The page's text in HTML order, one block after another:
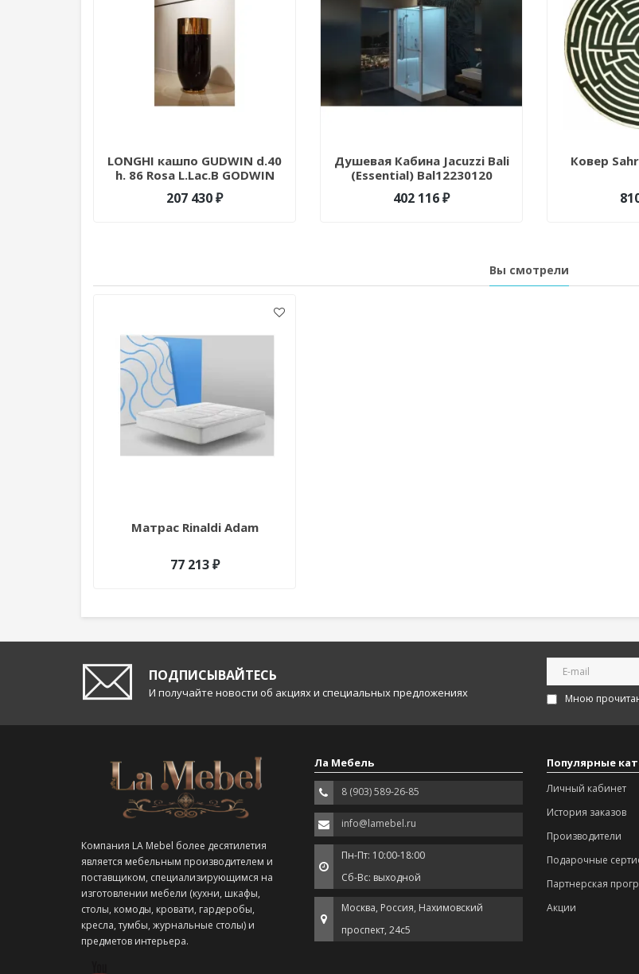
LONGHI кашпо GUDWIN d.40
h. 86 Rosa L.Lac.B GODWIN
207 430 ₽
Душевая Кабина Jacuzzi Bali
(Essential) Bal12230120
Белый/Хром 228520
402 116 ₽
Ковер
Вы смотрели
Матрас Rinaldi Adam
77 213 ₽
ПОДПИСЫВАЙТЕСЬ
И получайте новости об акциях и специальных предложениях Мною
Компания LA Mebel более десятилетия
является мебельным производителем и
поставщиком, специализирующимся на
изготовлении мебели (кухни, шкафы,
столы, комоды, кровати, гардеробы,
кресла, тумбы, журнальные столы) и
предметов интерьера.
Ла Мебель
8 (903) 589-26-85
info@lamebel.ru
Пн-Пт: 10:00-18:00
Сб-Вс: выходной
Москва, Россия, Нахимовский
проспект, 24с5
Популярные
Личный кабинет
История заказов
Производители
Подарочные
Партнерская
Акции